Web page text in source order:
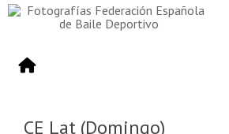
CE Lat (Domingo)